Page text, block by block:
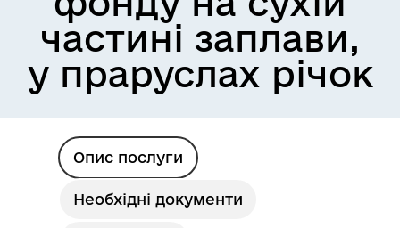
частині заплави,
у праруслах річок
Опис послуги
Необхідні документи